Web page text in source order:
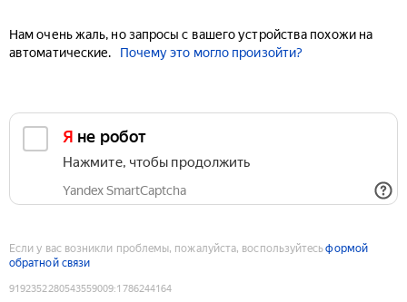
Нам очень жаль, но запросы с вашего устройства похожи на
автоматические.
Почему это могло произойти?
Я не робот
Нажмите, чтобы продолжить
Yandex SmartCaptcha
Если у вас возникли проблемы, пожалуйста, воспользуйтесьформой
обратной связи
9192352280543559009:1786244164